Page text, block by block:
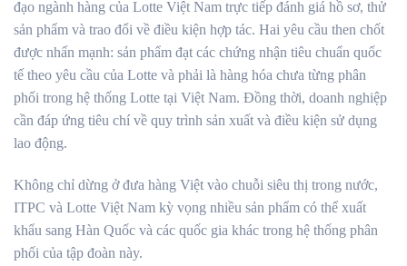
đạo ngành hàng của Lotte Việt Nam trực tiếp đánh giá hồ sơ, thử
sản phẩm và trao đổi về điều kiện hợp tác. Hai yêu cầu then chốt
được nhấn mạnh: sản phẩm đạt các chứng nhận tiêu chuẩn quốc
tế theo yêu cầu của Lotte và phải là hàng hóa chưa từng phân
phối trong hệ thống Lotte tại Việt Nam. Đồng thời, doanh nghiệp
cần đáp ứng tiêu chí về quy trình sản xuất và điều kiện sử dụng
lao động.
Không chỉ dừng ở đưa hàng Việt vào chuỗi siêu thị trong nước,
ITPC và Lotte Việt Nam kỳ vọng nhiều sản phẩm có thể xuất
khẩu sang Hàn Quốc và các quốc gia khác trong hệ thống phân
phối của tập đoàn này.